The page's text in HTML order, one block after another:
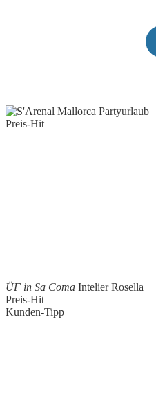
Preis-Hit
ÜF in Sa Coma Intelier Rosella
Preis-Hit
Kunden-Tipp